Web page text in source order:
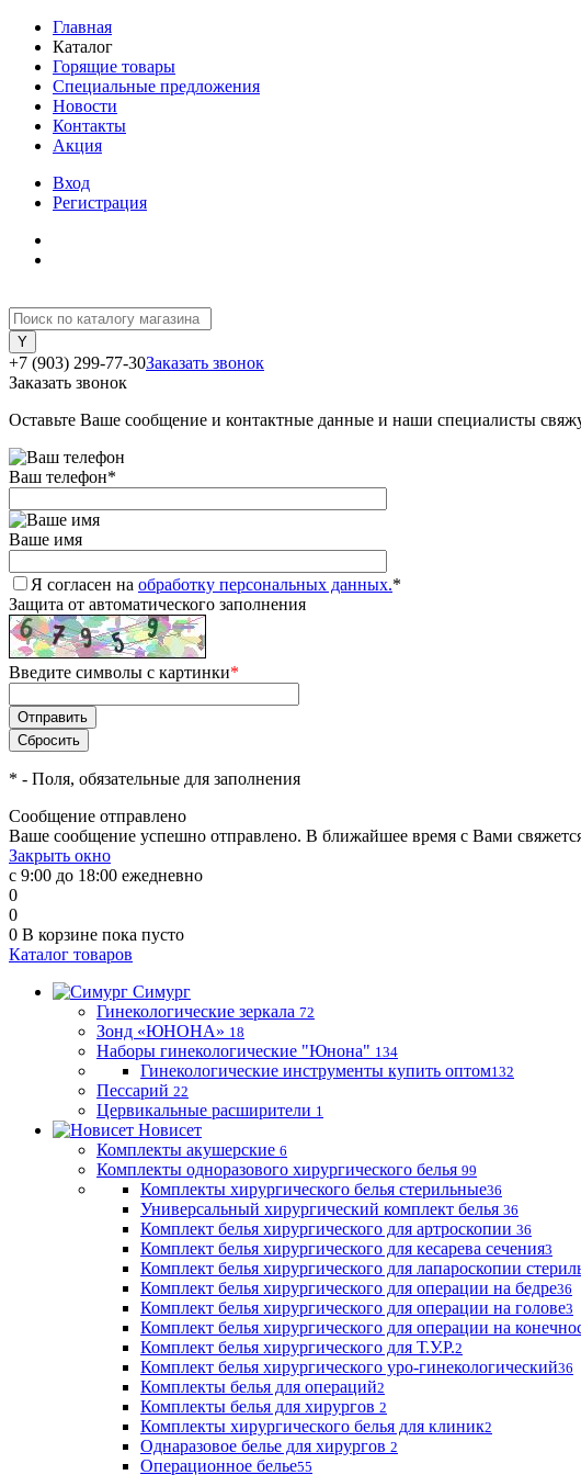
Главная
Каталог
Горящие товары
Специальные предложения
Новости
Контакты
Акция
Вход
Регистрация
+7 (903) 299-77-30Заказать звонок
Заказать звонок
Оставьте Ваше сообщение и контактные данные и наши специалисты
Ваш телефон*
Ваше имя
Я согласен на обработку персональных данных.*
Защита от автоматического заполнения
Введите символы с картинки*
* - Поля, обязательные для заполнения
Сообщение отправлено
Ваше сообщение успешно отправлено. В ближайшее время с Вами
Закрыть окно
с 9:00 до 18:00 ежедневно
0
0
0 В корзине пока пусто
Каталог товаров
Симург
Гинекологические зеркала 72
Зонд «ЮНОНА» 18
Наборы гинекологические "Юнона" 134
Гинекологические инструменты купить оптом132
Пессарий 22
Цервикальные расширители 1
Новисет
Комплекты акушерские 6
Комплекты одноразового хирургического белья 99
Комплекты хирургического белья стерильные36
Универсальный хирургический комплект белья 36
Комплект белья хирургического для артроскопии 36
Комплект белья хирургического для кесарева сечения3
Комплект белья хирургического для лапароскопии
Комплект белья хирургического для операции на бедре36
Комплект белья хирургического для операции на голове3
Комплект белья хирургического для операции на
Комплект белья хирургического для Т.У.Р.2
Комплект белья хирургического уро-гинекологический36
Комплекты белья для операций2
Комплекты белья для хирургов 2
Комплекты хирургического белья для клиник2
Однаразовое белье для хирургов 2
Операционное белье55